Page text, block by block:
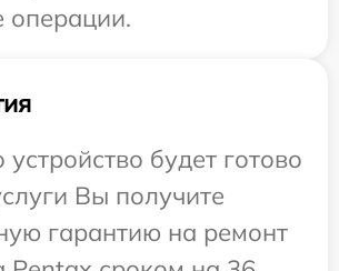
операции.
устройство будет готово
Вы получите
гарантию на ремонт